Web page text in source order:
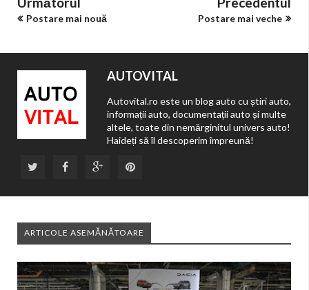
Postare mai nouă Postare mai veche
AUTOVITAL
Autovital.ro este un blog auto cu știri auto,
informații auto, documentații auto și multe
altele, toate din nemărginitul univers auto!
Haideți să îl descoperim împreună!
ARTICOLE ASEMĂNĂTOARE